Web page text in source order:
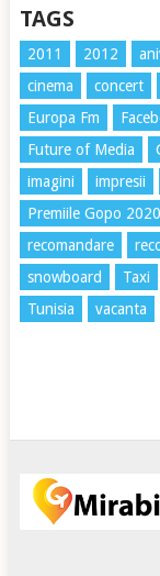
TAGS
2011 2012
cinema
concert
Europa Fm
Future of Media
imagini
impresii
Premiile Gopo 2020
recomandare
snowboard
Taxi
Tunisia
vacanta